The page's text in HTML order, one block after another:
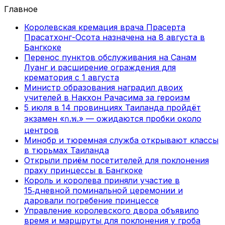
Главное
Королевская кремация врача Прасерта
Прасатхонг-Осота назначена на 8 августа в
Бангкоке
Перенос пунктов обслуживания на Санам
Луанг и расширение ограждения для
крематория с 1 августа
Министр образования наградил двоих
учителей в Накхон Рачасима за героизм
5 июля в 14 провинциях Таиланда пройдёт
экзамен «ก.พ.» — ожидаются пробки около
центров
Минобр и тюремная служба открывают классы
в тюрьмах Таиланда
Открыли приём посетителей для поклонения
праху принцессы в Бангкоке
Король и королева приняли участие в
15‑дневной поминальной церемонии и
даровали погребение принцессе
Управление королевского двора объявило
время и маршруты для поклонения у гроба